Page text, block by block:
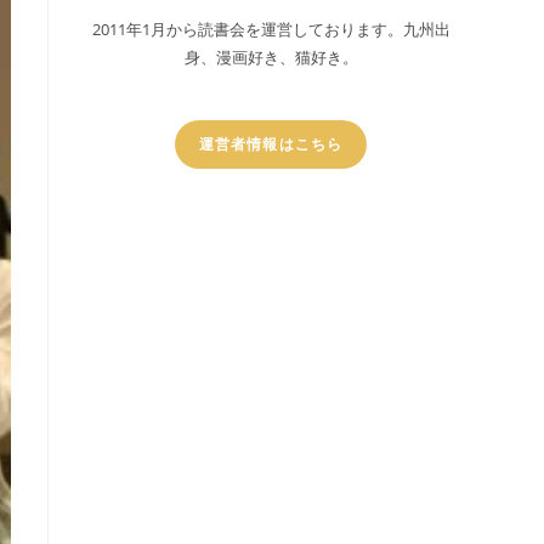
2011年1月から読書会を運営しております。九州出
身、漫画好き、猫好き。
運営者情報はこちら